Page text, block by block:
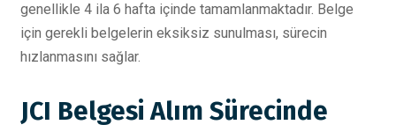
genellikle 4 ila 6 hafta içinde tamamlanmaktadır. Belge
için gerekli belgelerin eksiksiz sunulması, sürecin
hızlanmasını sağlar.
JCI Belgesi Alım Sürecinde